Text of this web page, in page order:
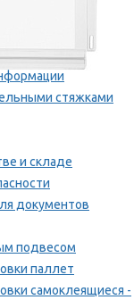
стяжками
и складе
документов
подвесом
паллет
самоклеящиеся -